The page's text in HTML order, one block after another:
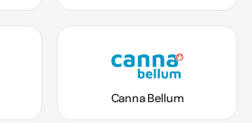
Canna Bellum